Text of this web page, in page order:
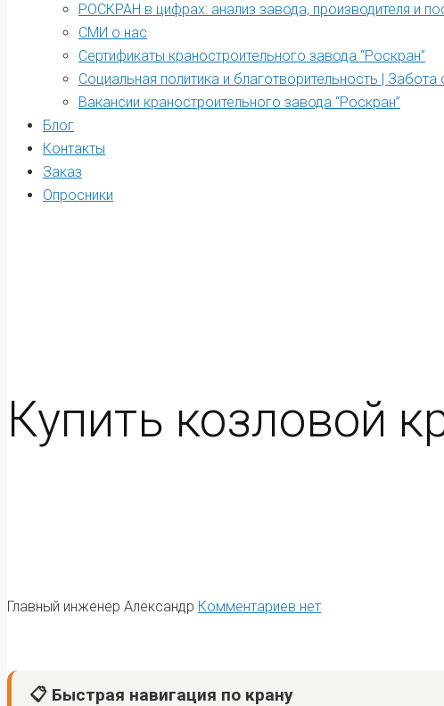
РОСКРАН в цифрах: анализ завода, производителя и
СМИ о нас
Сертификаты краностроительного завода “Роскран”
Социальная политика и благотворительность |
Вакансии краностроительного завода “Роскран”
Блог
Контакты
Заказ
Опросники
Купить козловой
Главный инженер Александр Комментариев нет
📋 Быстрая навигация по крану